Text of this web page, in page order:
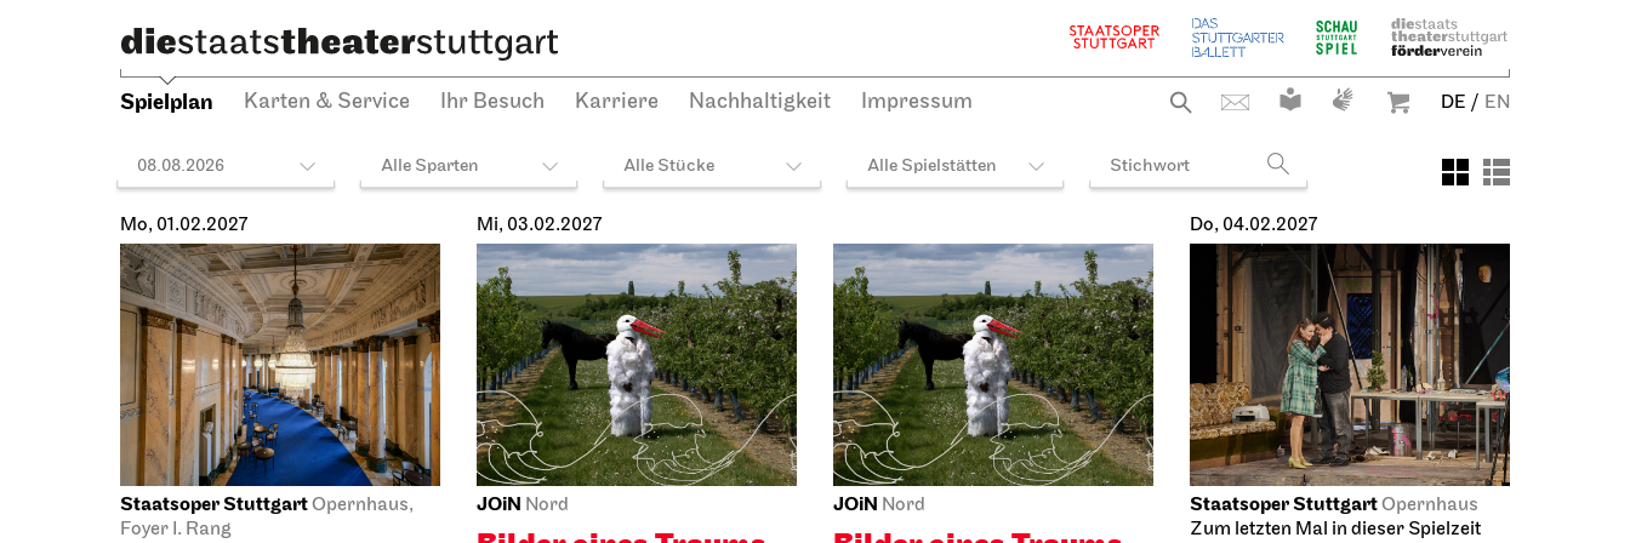
Stuttgarter Ballett
Ballettabend
Spielplan
Spielplan Karten & Service Ihr Besuch Karriere Nachhaltigkeit Impressum
DE/ EN
08.08.2026 Alle Sparten Alle Stücke Alle Spielstätten
Staatsoper StuttgartOpernhaus
Wieder im Repertoire
La Bohème
17.01.2027
18:00 - 20:30
Stuttgarter BallettKammertheater
John Cranko Schule
Blick hinter die
Kulissen
17.01.2027
Di, 19.01.2027
JOiNNord
Offenes Singen im
JOiN
19.01.2027
18:00 - 19:30
Do, 21.01.2027
Staatsoper StuttgartOpernhaus
La Bohème
21.01.2027
19:00 - 21:30